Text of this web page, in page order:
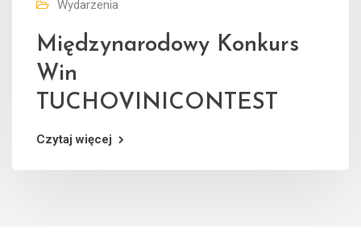
Wydarzenia
Międzynarodowy Konkurs
Win
TUCHOVINICONTEST
Czytaj więcej